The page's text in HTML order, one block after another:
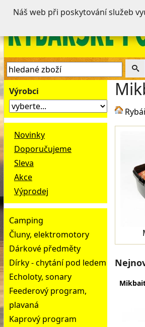
Výrobci
Novinky
Doporučujeme
Sleva
Akce
Výprodej
Camping
Čluny, elektromotory
Dárkové předměty
Dírky - chytání pod ledem
Echoloty, sonary
Feederový program,
plavaná
Kaprový program
Náš web při poskytování služeb